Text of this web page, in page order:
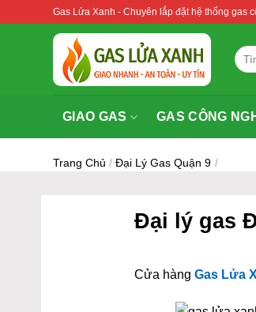
Gas Lửa Xanh - Chuyên lắp đặt hệ thống gas
Tìm
kiếm:
GIAO GAS GAS CÔNG
Trang Chủ / Đại Lý Gas Quận 9 /
Đại lý gas
Cửa hàngGas Lửa